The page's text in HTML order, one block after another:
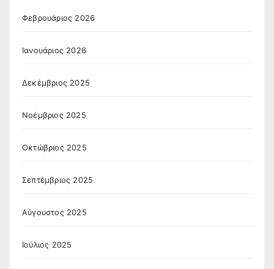
Φεβρουάριος 2026
Ιανουάριος 2026
Δεκέμβριος 2025
Νοέμβριος 2025
Οκτώβριος 2025
Σεπτέμβριος 2025
Αύγουστος 2025
Ιούλιος 2025